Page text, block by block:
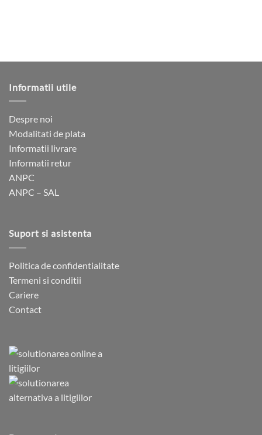
Informatii utile
Despre noi
Modalitati de plata
Informatii livrare
Informatii retur
ANPC
ANPC – SAL
Suport si asistenta
Politica de confidentialitate
Termeni si conditii
Cariere
Contact